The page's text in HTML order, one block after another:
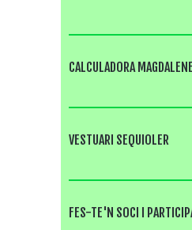
CALCULADORA
VESTUARI SEQUIOLER
FES-TE'N SOCI I